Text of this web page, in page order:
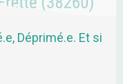
Déprimé.e. Et si